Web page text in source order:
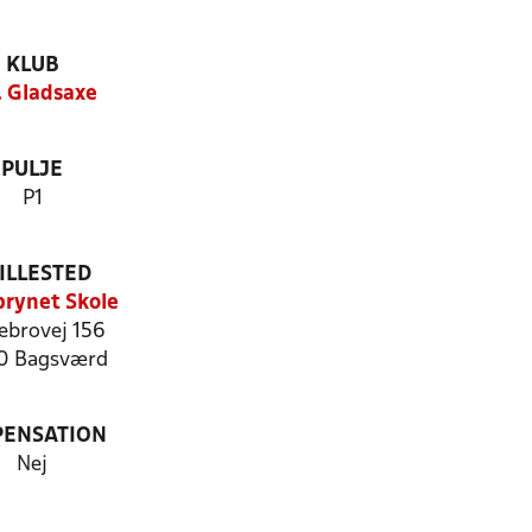
KLUB
Gladsaxe
PULJE
P1
Skole
156
Bagsværd
Nej